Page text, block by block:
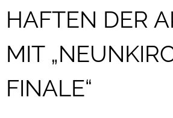
HAFTEN DER
MIT
FINALE“